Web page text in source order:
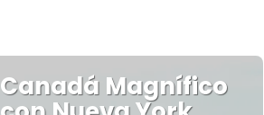
Canadá Magnífico